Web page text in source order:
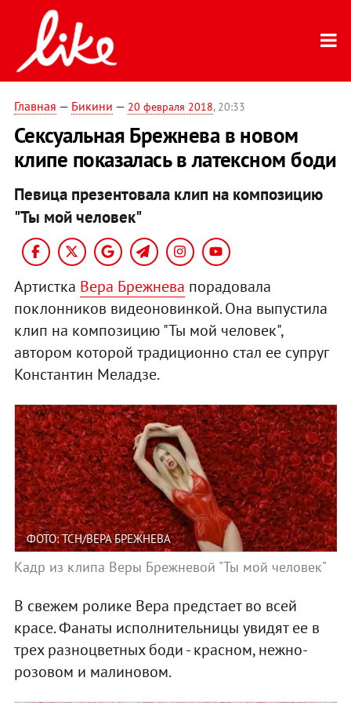
Главная — Бикини — 20 февраля 2018, 20:33
Сексуальная Брежнева в новом
клипе показалась в латексном боди
Певица презентовала клип на композицию
"Ты мой человек"
Артистка Вера Брежнева порадовала
поклонников видеоновинкой. Она выпустила
клип на композицию "Ты мой человек",
автором которой традиционно стал ее супруг
Константин Меладзе.
ФОТО: ТСН/ВЕРА БРЕЖНЕВА
Кадр из клипа Веры Брежневой "Ты мой человек"
В свежем ролике Вера предстает во всей
красе. Фанаты исполнительницы увидят ее в
трех разноцветных боди - красном, нежно-
розовом и малиновом.